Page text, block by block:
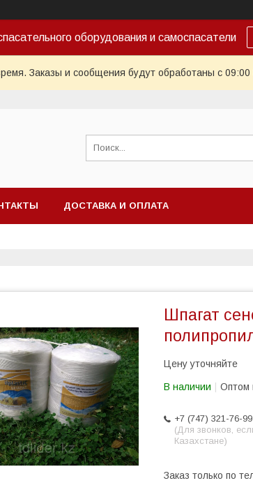
оборудования и самоспасатели
Заказы и сообщения будут обработаны с
ДОСТАВКА И ОПЛАТА
Шпагат
Цену уточняйте
В наличии Оптом
+7 (747) 321-76-99
(Для звонков,
Казахстане)
Заказ только по